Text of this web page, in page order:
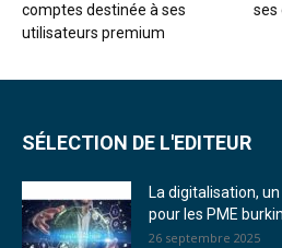
comptes destinée à ses
utilisateurs premium
ses
SÉLECTION DE L'EDITEUR
La digitalisation,
pour les PME
26 septembre 2025